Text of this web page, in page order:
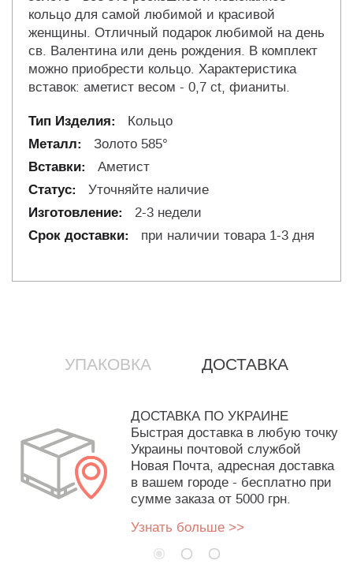
кольцо для самой любимой и красивой
женщины. Отличный подарок любимой на день
св. Валентина или день рождения. В комплект
можно приобрести кольцо. Характеристика
вставок: аметист весом - 0,7 ct, фианиты.
Кольцо
Золото 585°
Аметист
Уточняйте наличие
2-3 недели
при наличии товара 1-3 дня
УПАКОВКА ДОСТАВКА
ДОСТАВКА ПО УКРАИНЕ
Быстрая доставка в любую точку
Украины почтовой службой
Новая Почта, адресная доставка
в вашем городе - бесплатно при
сумме заказа от 5000 грн.
Узнать больше >>